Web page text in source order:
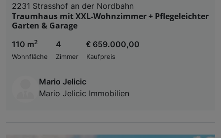
2231 Strasshof an der Nordbahn
Traumhaus mit XXL-Wohnzimmer + Pflegeleichter
Garten & Garage
110 m2
Wohnfläche
4
Zimmer
€ 659.000,00
Kaufpreis
Mario Jelicic
Mario Jelicic Immobilien